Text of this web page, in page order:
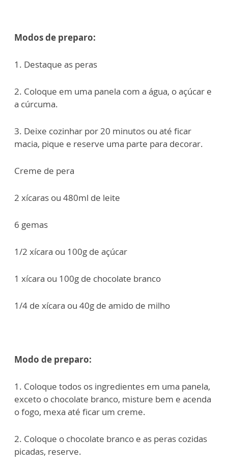
Modos de preparo:
1. Destaque as peras
2. Coloque em uma panela com a água, o açúcar e
a cúrcuma.
3. Deixe cozinhar por 20 minutos ou até ficar
macia, pique e reserve uma parte para decorar.
Creme de pera
2 xícaras ou 480ml de leite
6 gemas
1/2 xícara ou 100g de açúcar
1 xícara ou 100g de chocolate branco
1/4 de xícara ou 40g de amido de milho
Modo de preparo:
1. Coloque todos os ingredientes em uma panela,
exceto o chocolate branco, misture bem e acenda
o fogo, mexa até ficar um creme.
2. Coloque o chocolate branco e as peras cozidas
picadas, reserve.